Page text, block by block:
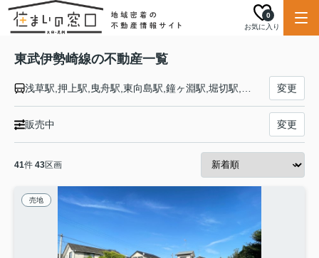
お気に入り
0
東武伊勢崎線の不動産一覧
変更
販売中 変更
41件 43区画
売地